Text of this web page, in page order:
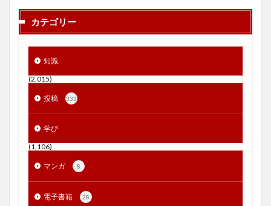
カテゴリー
知識
(2,015)
投稿 333
学び
(1,106)
マンガ 8
電子書籍 28